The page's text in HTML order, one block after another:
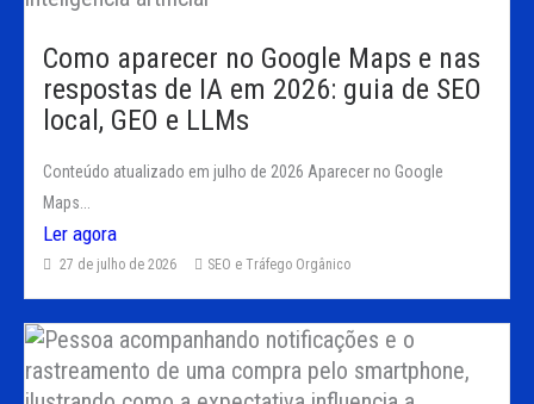
Como aparecer no Google Maps e nas
respostas de IA em 2026: guia de SEO
local, GEO e LLMs
Conteúdo atualizado em julho de 2026 Aparecer no Google
Maps...
Ler agora
27 de julho de 2026 SEO e Tráfego Orgânico